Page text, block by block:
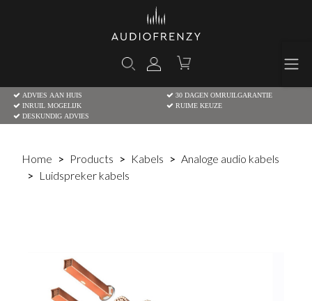
ADVIES AAN HUIS
30 DAGEN OMRUILGARANTIE
INRUIL MOGELIJK
RUIME KEUZE
DESKUNDIG ADVIES
Home Products Kabels
Analoge audio kabels
Luidspreker kabels